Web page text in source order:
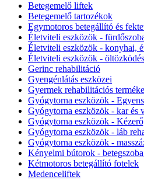
Betegemelő liftek
Betegemelő tartozékok
Egymotoros betegállító és
Életviteli eszközök -
Életviteli eszközök - konyhai,
Életviteli eszközök -
Gerinc rehabilitáció
Gyengénlátás eszközei
Gyermek rehabilitációs
Gyógytorna eszközök -
Gyógytorna eszközök - kar és
Gyógytorna eszközök -
Gyógytorna eszközök - láb
Gyógytorna eszközök -
Kényelmi bútorok -
Kétmotoros betegállító fotelek
Medenceliftek